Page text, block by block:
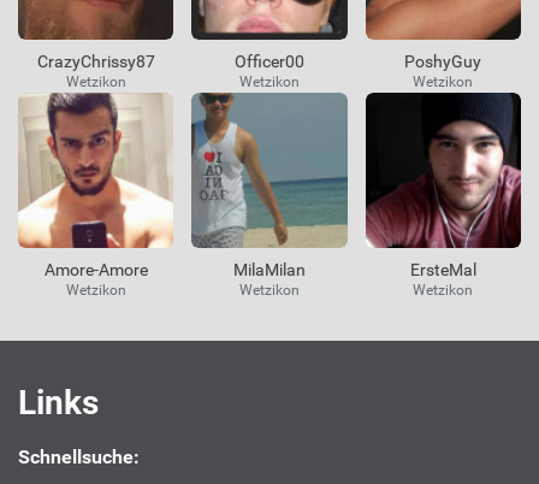
CrazyChrissy87
Wetzikon
Officer00
Wetzikon
PoshyGuy
Wetzikon
Amore-Amore
Wetzikon
MilaMilan
Wetzikon
ErsteMal
Wetzikon
Interessante
Links
Links
Schnellsuche: